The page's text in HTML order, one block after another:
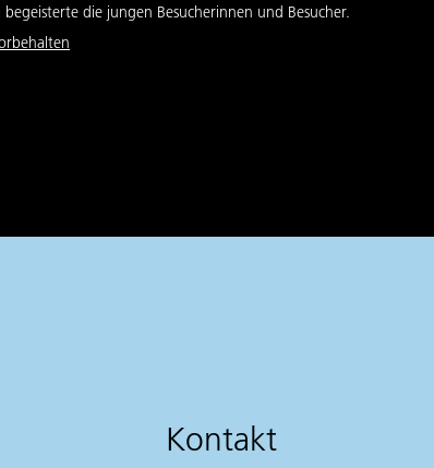
die jungen Besucherinnen und Besucher.
Kontakt